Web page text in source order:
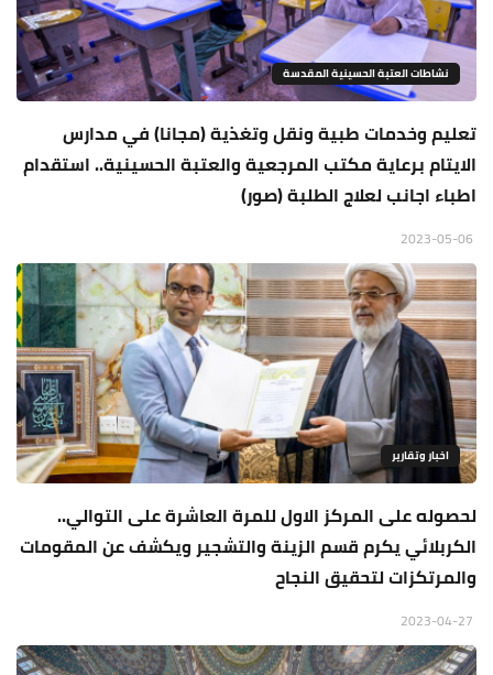
نشاطات العتبة الحسينية المقدسة
تعليم وخدمات طبية ونقل وتغذية (مجانا) في مدارس
الايتام برعاية مكتب المرجعية والعتبة الحسينية.. استقدام
اطباء اجانب لعلاج الطلبة (صور)
اخبار وتقارير
لحصوله على المركز الاول للمرة العاشرة على التوالي..
الكربلائي يكرم قسم الزينة والتشجير ويكشف عن المقومات
والمرتكزات لتحقيق النجاح